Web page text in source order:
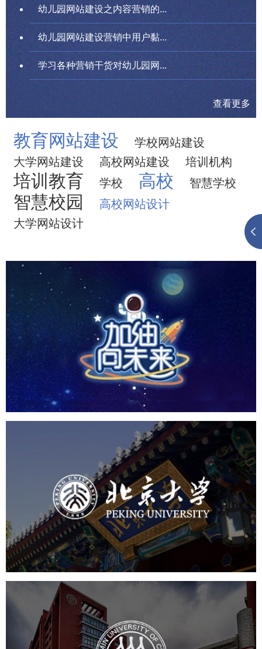
幼儿园网站建设之内容营销的...
幼儿园网站建设营销中用户黏...
学习各种营销干货对幼儿园网...
查看更多
教育网站建设
学校网站建设
大学网站建设
高校网站建设 培训机构
培训教育 学校 高校 智慧学校
智慧校园
高校网站设计
大学网站设计
CCTV1 加油向未来
培训教育 小程序 定制开发
北京大学
培训教育 高校 大学网站建设
高校网站建设
学校网站建设
教育网站建设
中国人民大学